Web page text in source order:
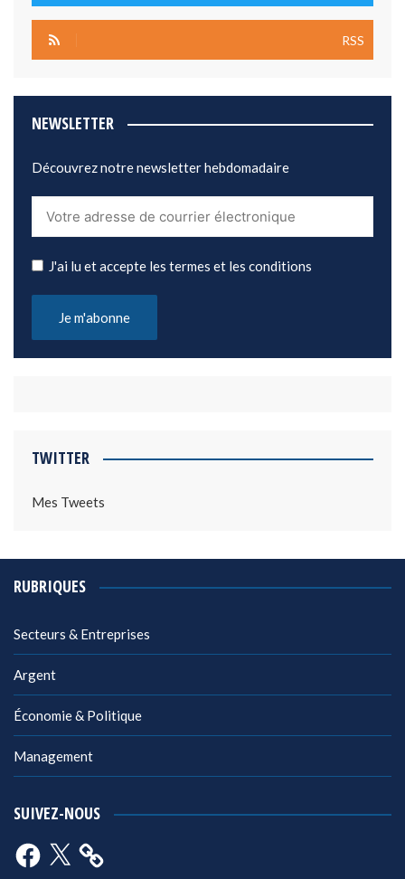
RSS
NEWSLETTER
Découvrez notre newsletter hebdomadaire
J'ai lu et accepte les termes et les conditions
TWITTER
Mes Tweets
RUBRIQUES
Secteurs & Entreprises
Argent
Économie & Politique
Management
SUIVEZ-NOUS
Facebook
X